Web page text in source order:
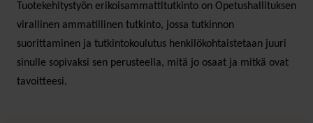
Tuotekehitystyön erikoisammattitutkinto on Opetushallituksen
virallinen ammatillinen tutkinto, jossa tutkinnon
suorittaminen ja tutkintokoulutus henkilökohtaistetaan juuri
sinulle sopivaksi sen perusteella, mitä jo osaat ja mitkä ovat
tavoitteesi.